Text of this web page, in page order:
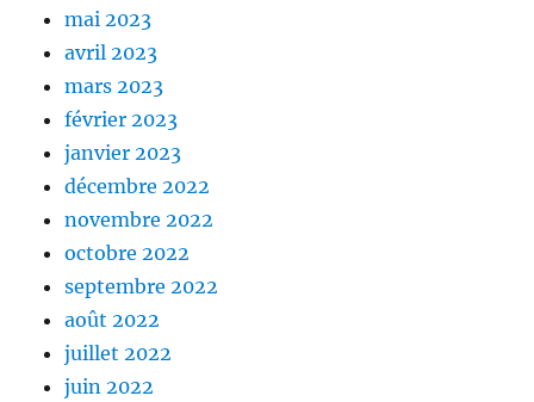
mai 2023
avril 2023
mars 2023
février 2023
janvier 2023
décembre 2022
novembre 2022
octobre 2022
septembre 2022
août 2022
juillet 2022
juin 2022